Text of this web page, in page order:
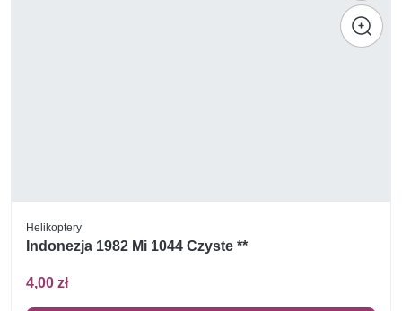
Helikoptery
Indonezja 1982 Mi 1044 Czyste **
4,00 zł